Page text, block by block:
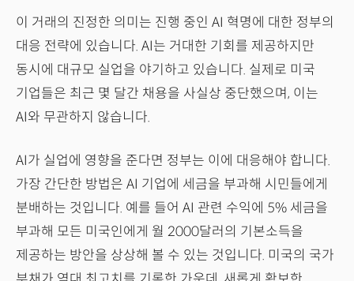
이 거래의 진정한 의미는 진행 중인 AI 혁명에 대한 정부의
대응 전략에 있습니다. AI는 거대한 기회를 제공하지만
동시에 대규모 실업을 야기하고 있습니다. 실제로 미국
기업들은 최근 몇 달간 채용을 사실상 중단했으며, 이는
AI와 무관하지 않습니다.
AI가 실업에 영향을 준다면 정부는 이에 대응해야 합니다.
가장 간단한 방법은 AI 기업에 세금을 부과해 시민들에게
분배하는 것입니다. 예를 들어 AI 관련 수익에 5% 세금을
부과해 모든 미국인에게 월 2000달러의 기본소득을
제공하는 방안을 상상해 볼 수 있는 것입니다. 미국의 국가